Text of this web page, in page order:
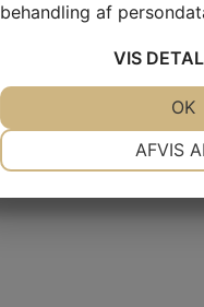
behandling af
VIS
AFVIS
OK